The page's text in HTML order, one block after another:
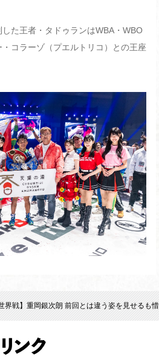
た王者・タドゥランはWBA・WBO
コラーゾ（プエルトリコ）との王座
界戦】重岡銀次朗 前回とは違う姿を見せるも
リンク